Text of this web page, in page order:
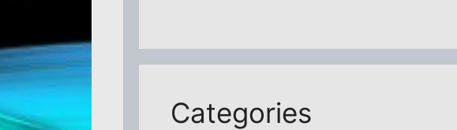
Categories